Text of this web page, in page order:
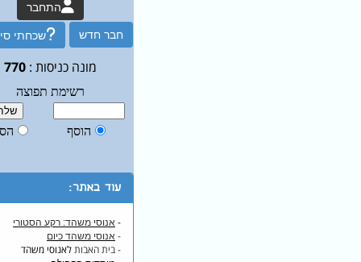
התחבר
חבר חדש שכחתי
מונה כניסות : 770
עוד באתר:
- אנוסי משהד: רקע הסטורי
- אנוסי משהד כיום
- בית האבותלאנוסי משהד